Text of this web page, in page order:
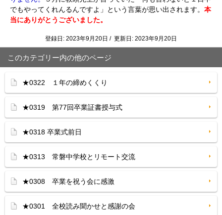
でもやってくれんるんですよ」という言葉が思い出されます。 本
当にありがとうございました。
登録日: 2023年9月20日 / 更新日: 2023年9月20日
このカテゴリー内の他のページ
★0322 １年の締めくくり
★0319 第77回卒業証書授与式
★0318 卒業式前日
★0313 常磐中学校とリモート交流
★0308 卒業を祝う会に感激
★0301 全校読み聞かせと感謝の会